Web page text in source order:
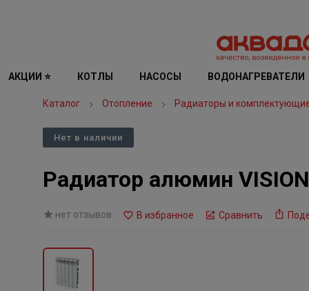
АКЦИИ ⭐ КОТЛЫ НАСОСЫ ВОДОНАГРЕВАТЕЛИ
Каталог Отопление Радиаторы и
Нет в наличии
Радиатор алюмин
нет отзывов В избранное Сравнить